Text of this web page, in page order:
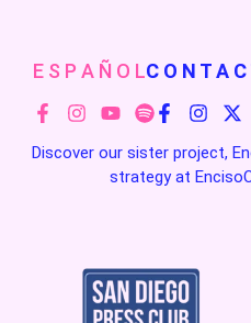
Discover our sister project,
strategy at
E S P A Ñ O LC O N T A C